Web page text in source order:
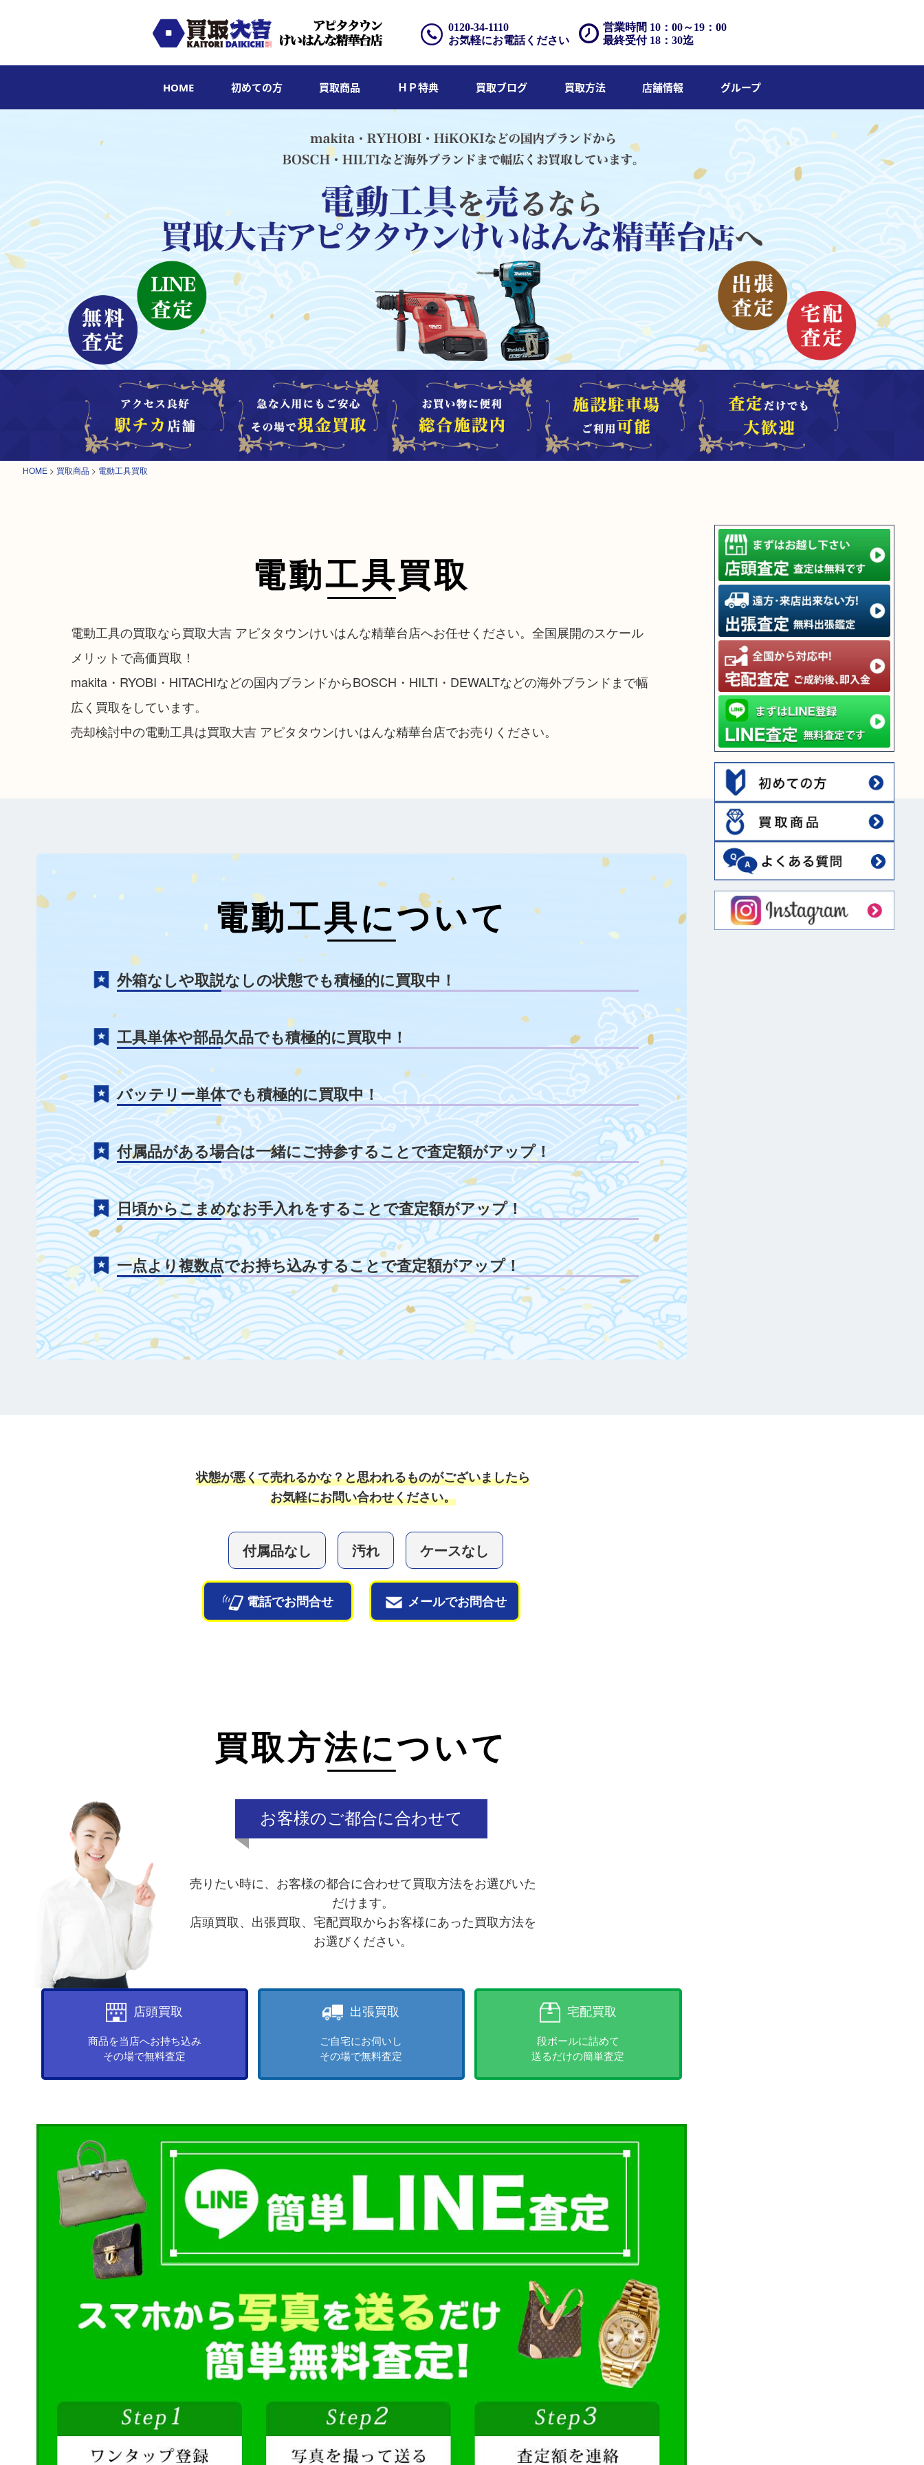
営業時間 10：00～19：00
最終受付 18：30迄
0120-34-1110
お気軽にお電話ください
HOME 初めての方 買取商品 ＨＰ特典 買取ブログ 買取方法 店舗情報 グループ
HOME > 買取商品 > 電動工具買取
電動工具買取
電動工具の買取なら買取大吉 アピタタウンけいはんな精華台店へお任せください。全国展開のスケール
メリットで高価買取！
makita・RYOBI・HITACHIなどの国内ブランドからBOSCH・HILTI・DEWALTなどの海外ブランドまで幅
広く買取をしています。
売却検討中の電動工具は買取大吉 アピタタウンけいはんな精華台店でお売りください。
電動工具について
外箱なしや取説なしの状態でも積極的に買取中！
工具単体や部品欠品でも積極的に買取中！
バッテリー単体でも積極的に買取中！
付属品がある場合は一緒にご持参することで査定額がアップ！
日頃からこまめなお手入れをすることで査定額がアップ！
一点より複数点でお持ち込みすることで査定額がアップ！
状態が悪くて売れるかな？と思われるものがございましたら
お気軽にお問い合わせください。
付属品なし 汚れ ケースなし
電話でお問合せ メールでお問合せ
買取方法について
お客様のご都合に合わせて
売りたい時に、お客様の都合に合わせて買取方法をお選びいた
だけます。
店頭買取、出張買取、宅配買取からお客様にあった買取方法を
お選びください。
店頭買取
商品を当店へお持ち込み
その場で無料査定
出張買取
ご自宅にお伺いし
その場で無料査定
宅配買取
段ボールに詰めて
送るだけの簡単査定